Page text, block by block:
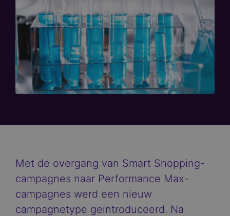
Met de overgang van Smart Shopping-
campagnes naar Performance Max-
campagnes werd een nieuw
campagnetype geïntroduceerd. Na